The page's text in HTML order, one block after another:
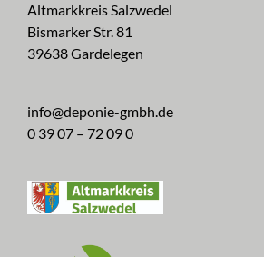
Altmarkkreis Salzwedel
Bismarker Str. 81
39638 Gardelegen
info@deponie-gmbh.de
0 39 07 – 72 09 0